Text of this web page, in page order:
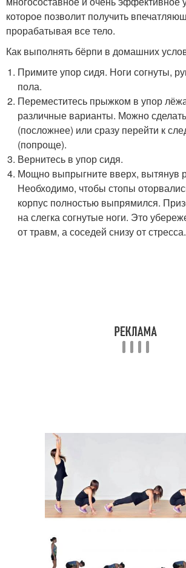
которое позволит получить
прорабатывая все тело.
Как выполнять бёрпи в домашних
Примите упор сидя. Ноги согнуты,
пола.
Переместитесь прыжком в упор
различные варианты. Можно
(посложнее) или сразу перейти к
(попроще).
Вернитесь в упор сидя.
Мощно выпрыгните вверх, вытянув
Необходимо, чтобы стопы
корпус полностью выпрямился.
на слегка согнутые ноги. Это
от травм, а соседей снизу от стресса.